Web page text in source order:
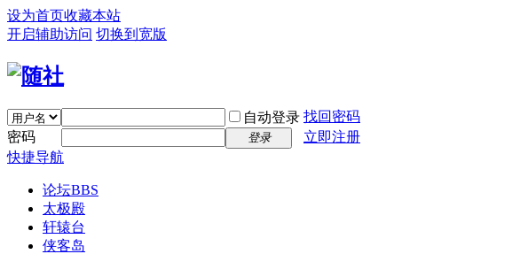
设为首页收藏本站
开启辅助访问 切换到宽版
自动登录 找回密码
密码
登录
立即注册
快捷导航
论坛BBS
太极殿
轩辕台
侠客岛